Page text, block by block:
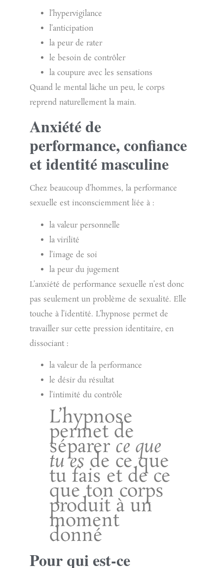
l’hypervigilance
l’anticipation
la peur de rater
le besoin de contrôler
la coupure avec les sensations
Quand le mental lâche un peu, le corps
reprend naturellement la main.
Anxiété de
performance, confiance
et identité masculine
Chez beaucoup d’hommes, la performance
sexuelle est inconsciemment liée à :
la valeur personnelle
la virilité
l’image de soi
la peur du jugement
L’anxiété de performance sexuelle n’est donc
pas seulement un problème de sexualité. Elle
touche à l’identité. L’hypnose permet de
travailler sur cette pression identitaire, en
dissociant :
la valeur de la performance
le désir du résultat
l’intimité du contrôle
L’hypnose
permet de
séparer ce que
tu es de ce que
tu fais et de ce
que ton corps
produit à un
moment
donné
Pour qui est-ce